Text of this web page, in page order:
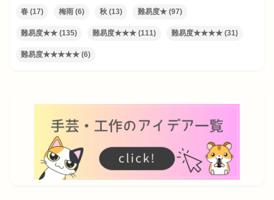
春 (17) 梅雨 (6) 秋 (13) 難易度★ (97)
難易度★★ (135) 難易度★★★ (111) 難易度★★★★ (31)
難易度★★★★★ (6)